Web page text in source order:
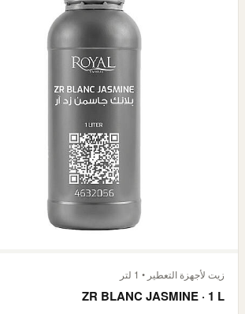
زيت لأجهزة التعطير • 1 لتر
ZR BLANC JASMINE · 1 L